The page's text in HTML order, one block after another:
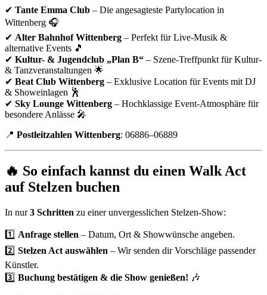
✔ Tante Emma Club – Die angesagteste Partylocation in
Wittenberg 🎧
✔ Alter Bahnhof Wittenberg – Perfekt für Live-Musik &
alternative Events 🎵
✔ Kultur- & Jugendclub „Plan B“ – Szene-Treffpunkt für Kultur-
& Tanzveranstaltungen 🌟
✔ Beat Club Wittenberg – Exklusive Location für Events mit DJ
& Showeinlagen 🕺
✔ Sky Lounge Wittenberg – Hochklassige Event-Atmosphäre für
besondere Anlässe 🎤
📍 Postleitzahlen Wittenberg: 06886–06889
🔥 So einfach kannst du einen Walk Act
auf Stelzen buchen
In nur3 Schritten zu einer unvergesslichen Stelzen-Show:
1️⃣ Anfrage stellen – Datum, Ort & Showwünsche angeben.
2️⃣ Stelzen Act auswählen – Wir senden dir Vorschläge passender
Künstler.
3️⃣ Buchung bestätigen & die Show genießen! 🎶